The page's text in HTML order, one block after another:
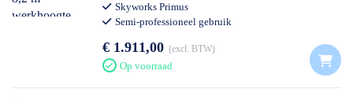
Skyworks Primus
Semi-professioneel gebruik
€ 1.911,00 excl. BTW
Op voorraad